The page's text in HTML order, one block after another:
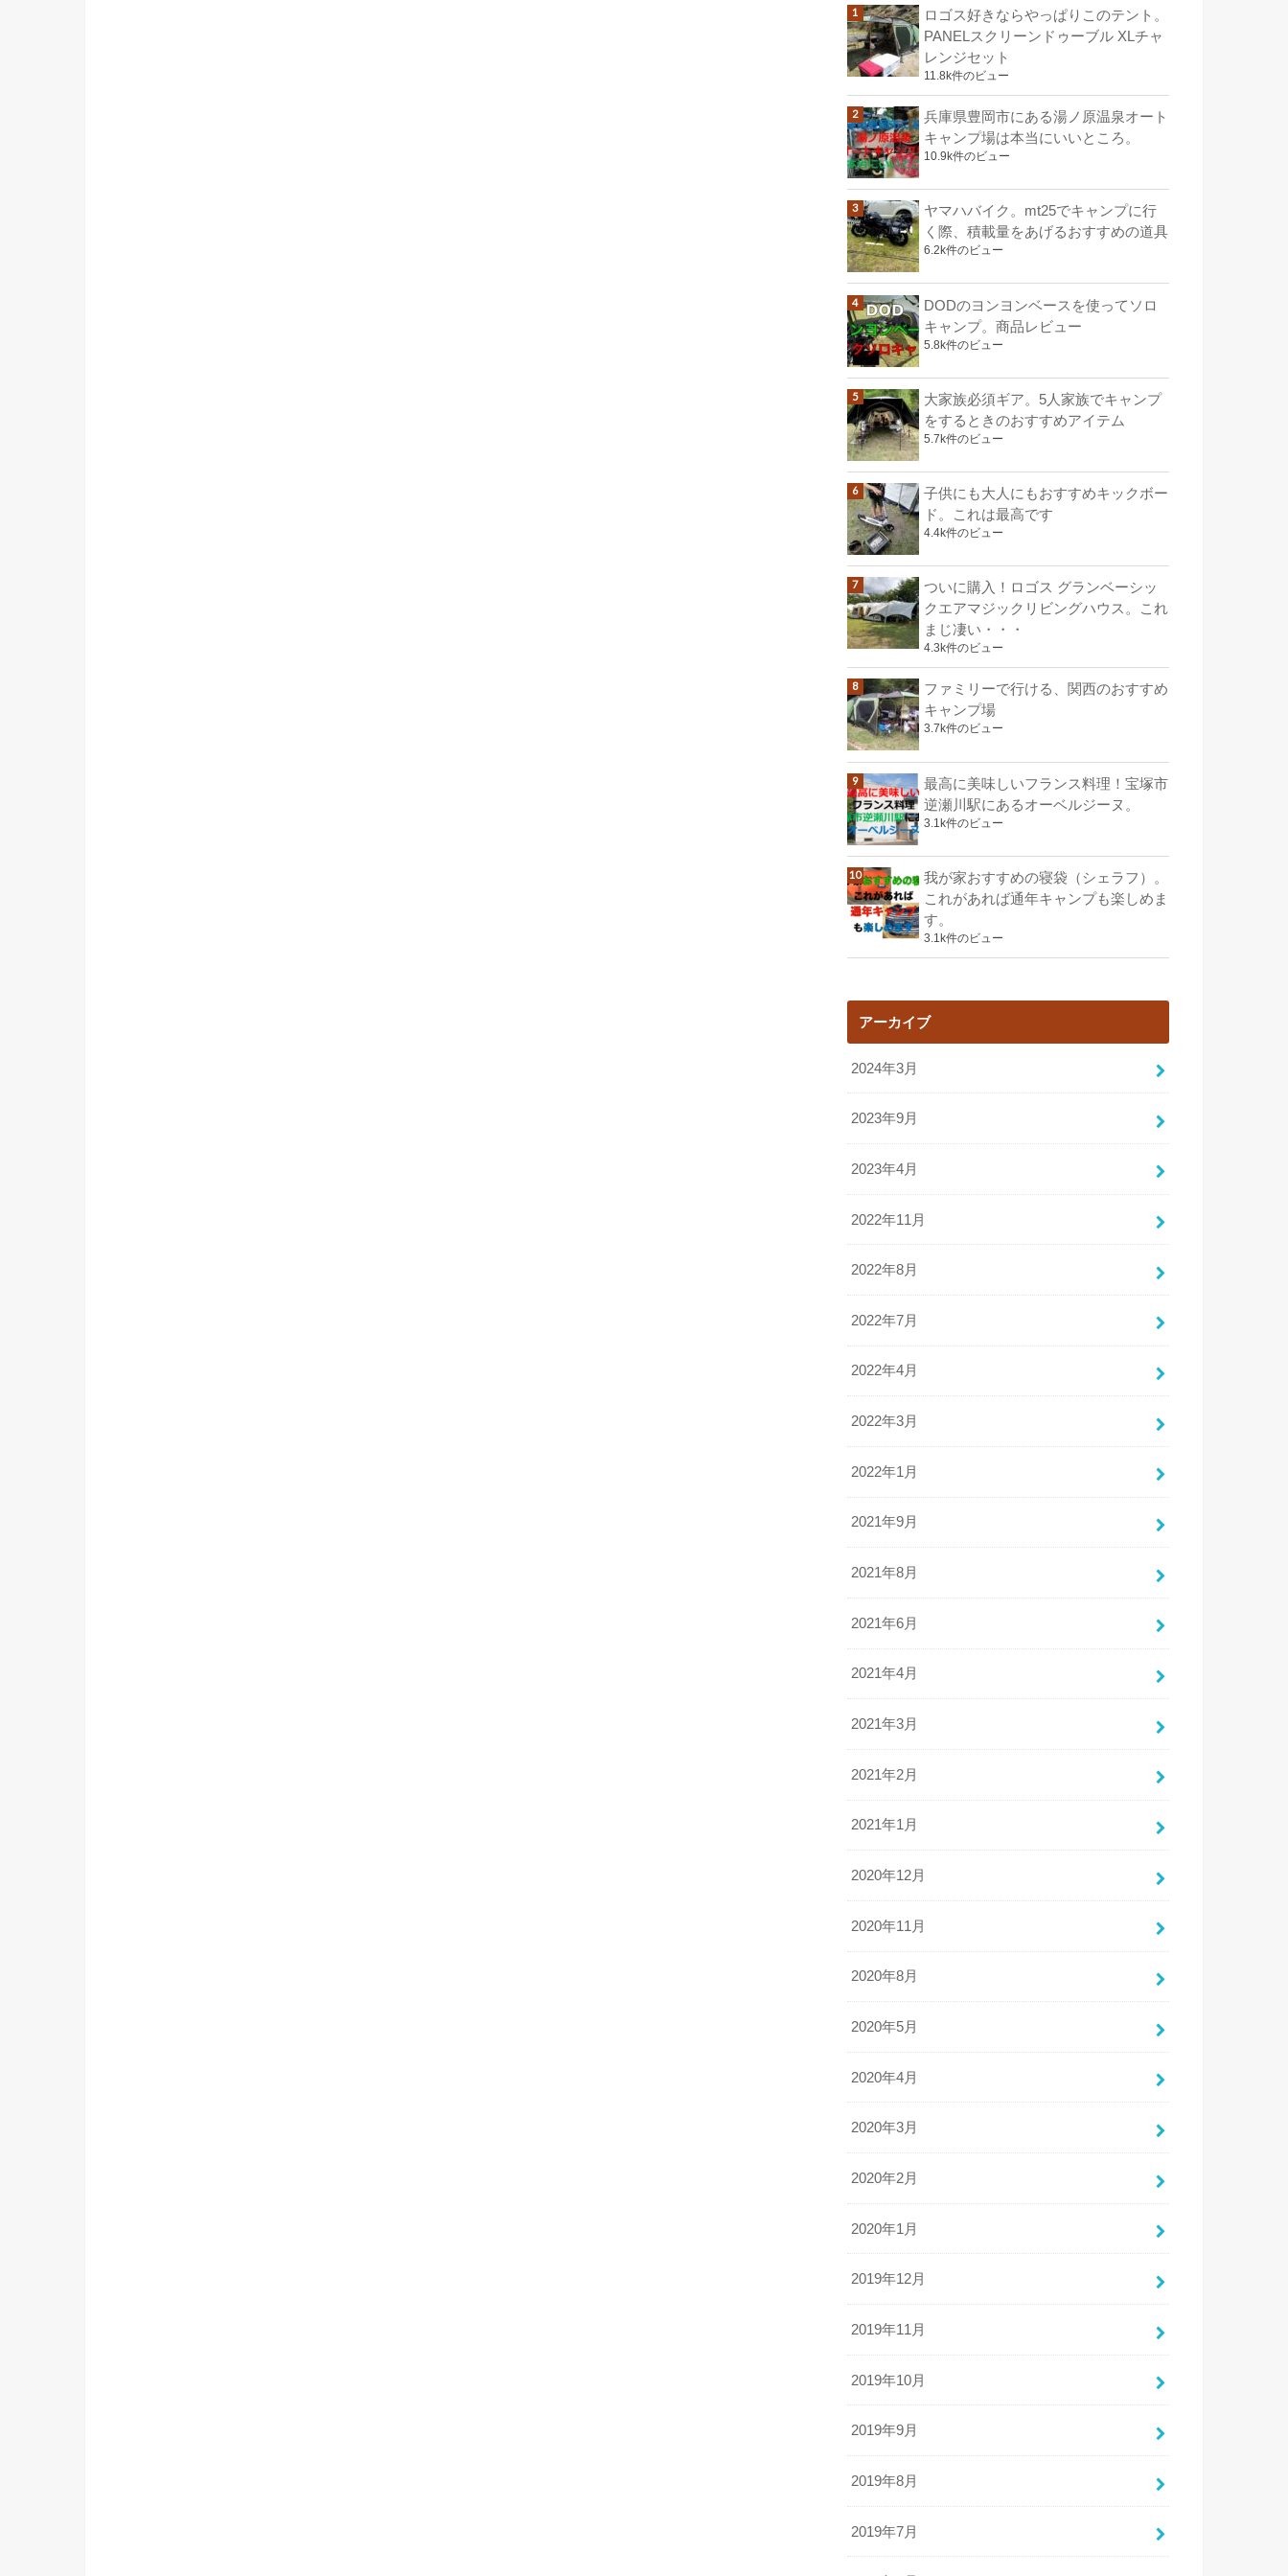
ロゴス好きならやっぱりこのテント。
PANELスクリーンドゥーブル XLチャ
レンジセット
11.8k件のビュー
兵庫県豊岡市にある湯ノ原温泉オート
キャンプ場は本当にいいところ。
10.9k件のビュー
ヤマハバイク。mt25でキャンプに行
く際、積載量をあげるおすすめの道具
6.2k件のビュー
DODのヨンヨンベースを使ってソロ
キャンプ。商品レビュー
5.8k件のビュー
大家族必須ギア。5人家族でキャンプ
をするときのおすすめアイテム
5.7k件のビュー
子供にも大人にもおすすめキックボー
ド。これは最高です
4.4k件のビュー
ついに購入！ロゴス グランベーシッ
クエアマジックリビングハウス。これ
まじ凄い・・・
4.3k件のビュー
ファミリーで行ける、関西のおすすめ
キャンプ場
3.7k件のビュー
最高に美味しいフランス料理！宝塚市
逆瀬川駅にあるオーベルジーヌ。
3.1k件のビュー
我が家おすすめの寝袋（シェラフ）。
これがあれば通年キャンプも楽しめま
す。
3.1k件のビュー
アーカイブ
2024年3月
2023年9月
2023年4月
2022年11月
2022年8月
2022年7月
2022年4月
2022年3月
2022年1月
2021年9月
2021年8月
2021年6月
2021年4月
2021年3月
2021年2月
2021年1月
2020年12月
2020年11月
2020年8月
2020年5月
2020年4月
2020年3月
2020年2月
2020年1月
2019年12月
2019年11月
2019年10月
2019年9月
2019年8月
2019年7月